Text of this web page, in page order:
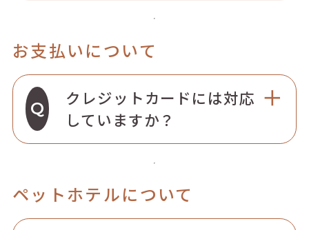
お支払いについて
クレジットカードには対応
していますか？
ペットホテルについて